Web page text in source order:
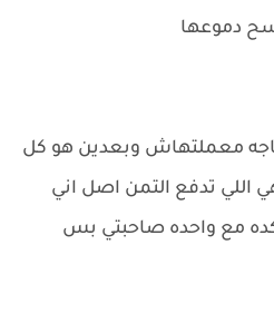
دموعها
معملتهاش وبعدين هو كل
اللي تدفع التمن اصل اني
مع واحده صاحبتي بس